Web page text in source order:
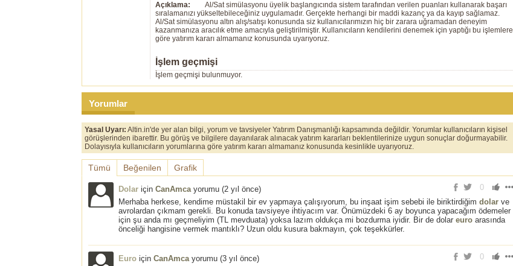
Açıklama:
Al/Sat simülasyonu üyelik başlangıcında sistem tarafından verilen puanları kullanarak başarı
sıralamanızı yükseltebileceğiniz uygulamadır. Gerçekte herhangi bir maddi kazanç ya da kayıp sağlamaz.
Al/Sat simülasyonu altın alış/satışı konusunda siz kullanıcılarımızın hiç bir zarara uğramadan deneyim
kazanmanıza aracılık etme amacıyla geliştirilmiştir. Kullanıcıların kendilerini denemek için yaptığı bu işlemlere
göre yatırım kararı almamanız konusunda uyarıyoruz.
İşlem geçmişi
İşlem geçmişi bulunmuyor.
Yorumlar
Yasal Uyarı: Altin.in'de yer alan bilgi, yorum ve tavsiyeler Yatırım Danışmanlığı kapsamında değildir. Yorumlar kullanıcıların kişisel
görüşlerinden ibarettir. Bu görüş ve bilgilere dayanılarak alınacak yatırım kararları beklentilerinize uygun sonuçlar doğurmayabilir.
Dolayısıyla kullanıcıların yorumlarına göre yatırım kararı almamanız konusunda kesinlikle uyarıyoruz.
Tümü Beğenilen Grafik
0
Dolar için CanAmcayorumu (2 yıl önce)
Merhaba herkese, kendime müstakil bir ev yapmaya çalışıyorum, bu inşaat işim sebebi ile biriktirdiğim dolar ve
avrolardan çıkmam gerekli. Bu konuda tavsiyeye ihtiyacım var. Önümüzdeki 6 ay boyunca yapacağım ödemeler
için şu anda mı geçmeliyim (TL mevduata) yoksa lazım oldukça mi bozdurma iyidir. Bir de dolar euro arasında
önceliği hangisine vermek mantıklı? Uzun oldu kusura bakmayın, çok teşekkürler.
0
Euro için CanAmcayorumu (3 yıl önce)